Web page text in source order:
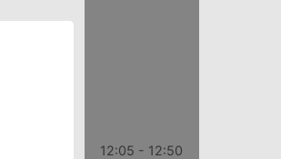
12:05 - 12:50